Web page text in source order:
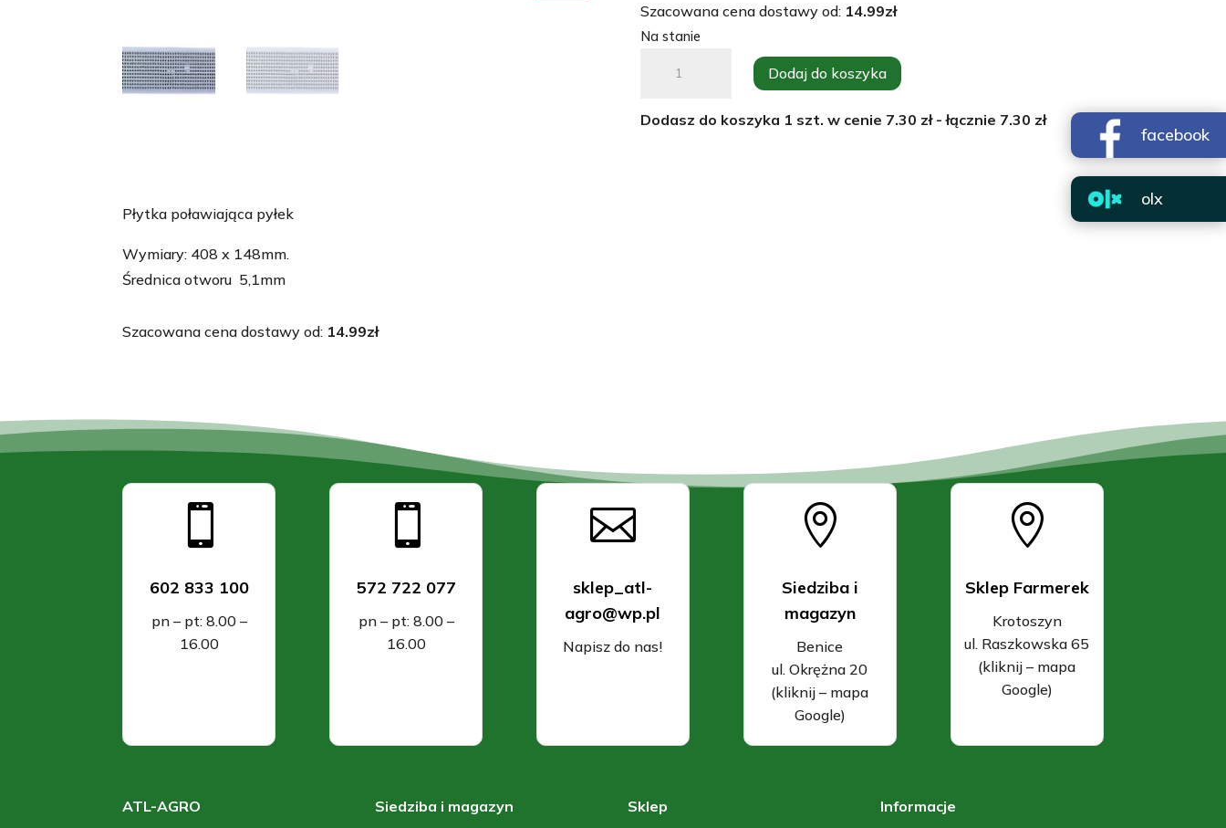
Szacowana cena dostawy od: 14.99zł
Na stanie
Płytka
Dodaj do koszyka
Dodasz do koszyka 1 szt. w cenie 7.30 zł - łącznie 7.30 zł
Płytka poławiająca pyłek
Wymiary: 408 x 148mm.
Średnica otworu 5,1mm
Szacowana cena dostawy od: 14.99zł

602 833 100
pn – pt: 8.00 –
16.00

572 722 077
pn – pt: 8.00 –
16.00

sklep_atl-
agro@wp.pl
Napisz do nas!

Siedziba i
magazyn
Benice
ul. Okrężna 20
(kliknij – mapa
Google)

Sklep Farmerek
Krotoszyn
ul. Raszkowska 65
(kliknij – mapa
Google)
ATL-AGRO Siedziba i magazyn Sklep Informacje
facebook
olx